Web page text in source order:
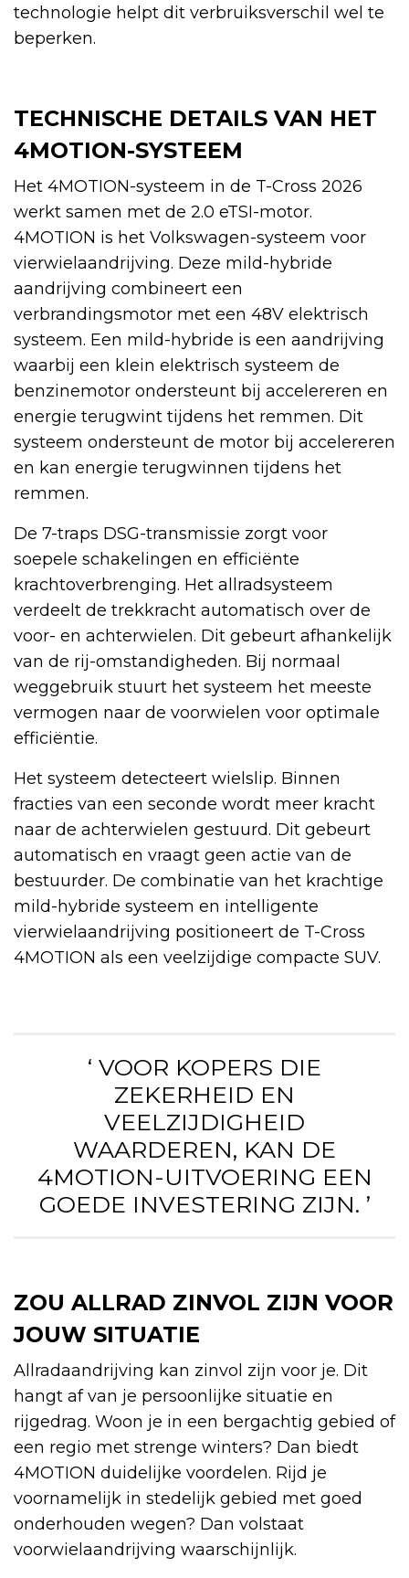
technologie helpt dit verbruiksverschil wel te
beperken.
TECHNISCHE DETAILS VAN HET
4MOTION-SYSTEEM
Het 4MOTION-systeem in de T-Cross 2026
werkt samen met de 2.0 eTSI-motor.
4MOTION is het Volkswagen-systeem voor
vierwielaandrijving. Deze mild-hybride
aandrijving combineert een
verbrandingsmotor met een 48V elektrisch
systeem. Een mild-hybride is een aandrijving
waarbij een klein elektrisch systeem de
benzinemotor ondersteunt bij accelereren en
energie terugwint tijdens het remmen. Dit
systeem ondersteunt de motor bij accelereren
en kan energie terugwinnen tijdens het
remmen.
De 7-traps DSG-transmissie zorgt voor
soepele schakelingen en efficiënte
krachtoverbrenging. Het allradsysteem
verdeelt de trekkracht automatisch over de
voor- en achterwielen. Dit gebeurt afhankelijk
van de rij-omstandigheden. Bij normaal
weggebruik stuurt het systeem het meeste
vermogen naar de voorwielen voor optimale
efficiëntie.
Het systeem detecteert wielslip. Binnen
fracties van een seconde wordt meer kracht
naar de achterwielen gestuurd. Dit gebeurt
automatisch en vraagt geen actie van de
bestuurder. De combinatie van het krachtige
mild-hybride systeem en intelligente
vierwielaandrijving positioneert de T-Cross
4MOTION als een veelzijdige compacte SUV.
‘ VOOR KOPERS DIE
ZEKERHEID EN
VEELZIJDIGHEID
WAARDEREN, KAN DE
4MOTION-UITVOERING EEN
GOEDE INVESTERING ZIJN. ’
ZOU ALLRAD ZINVOL ZIJN VOOR
JOUW SITUATIE
Allradaandrijving kan zinvol zijn voor je. Dit
hangt af van je persoonlijke situatie en
rijgedrag. Woon je in een bergachtig gebied of
een regio met strenge winters? Dan biedt
4MOTION duidelijke voordelen. Rijd je
voornamelijk in stedelijk gebied met goed
onderhouden wegen? Dan volstaat
voorwielaandrijving waarschijnlijk.